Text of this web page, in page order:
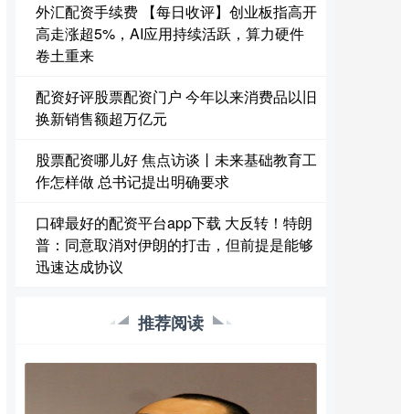
外汇配资手续费 【每日收评】创业板指高开
高走涨超5%，AI应用持续活跃，算力硬件
卷土重来
配资好评股票配资门户 今年以来消费品以旧
换新销售额超万亿元
股票配资哪儿好 焦点访谈丨未来基础教育工
作怎样做 总书记提出明确要求
口碑最好的配资平台app下载 大反转！特朗
普：同意取消对伊朗的打击，但前提是能够
迅速达成协议
推荐阅读